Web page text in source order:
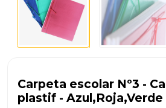
Carpeta escolar Nº3 -
plastif - Azul,Roja,Verde